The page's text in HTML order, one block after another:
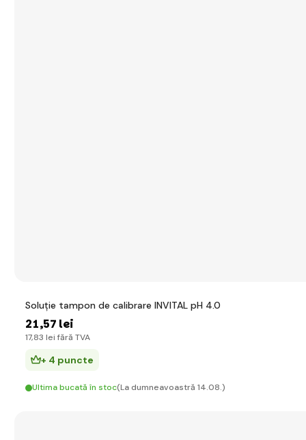
Soluție tampon de calibrare INVITAL pH 4.0
21,57 lei
17,83 lei fără TVA
+ 4 puncte
Ultima bucată în stoc(La dumneavoastră 14.08.)